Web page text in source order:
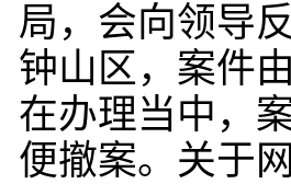
局，会向领导
钟山区，案件
在办理当中，
便撤案。关于